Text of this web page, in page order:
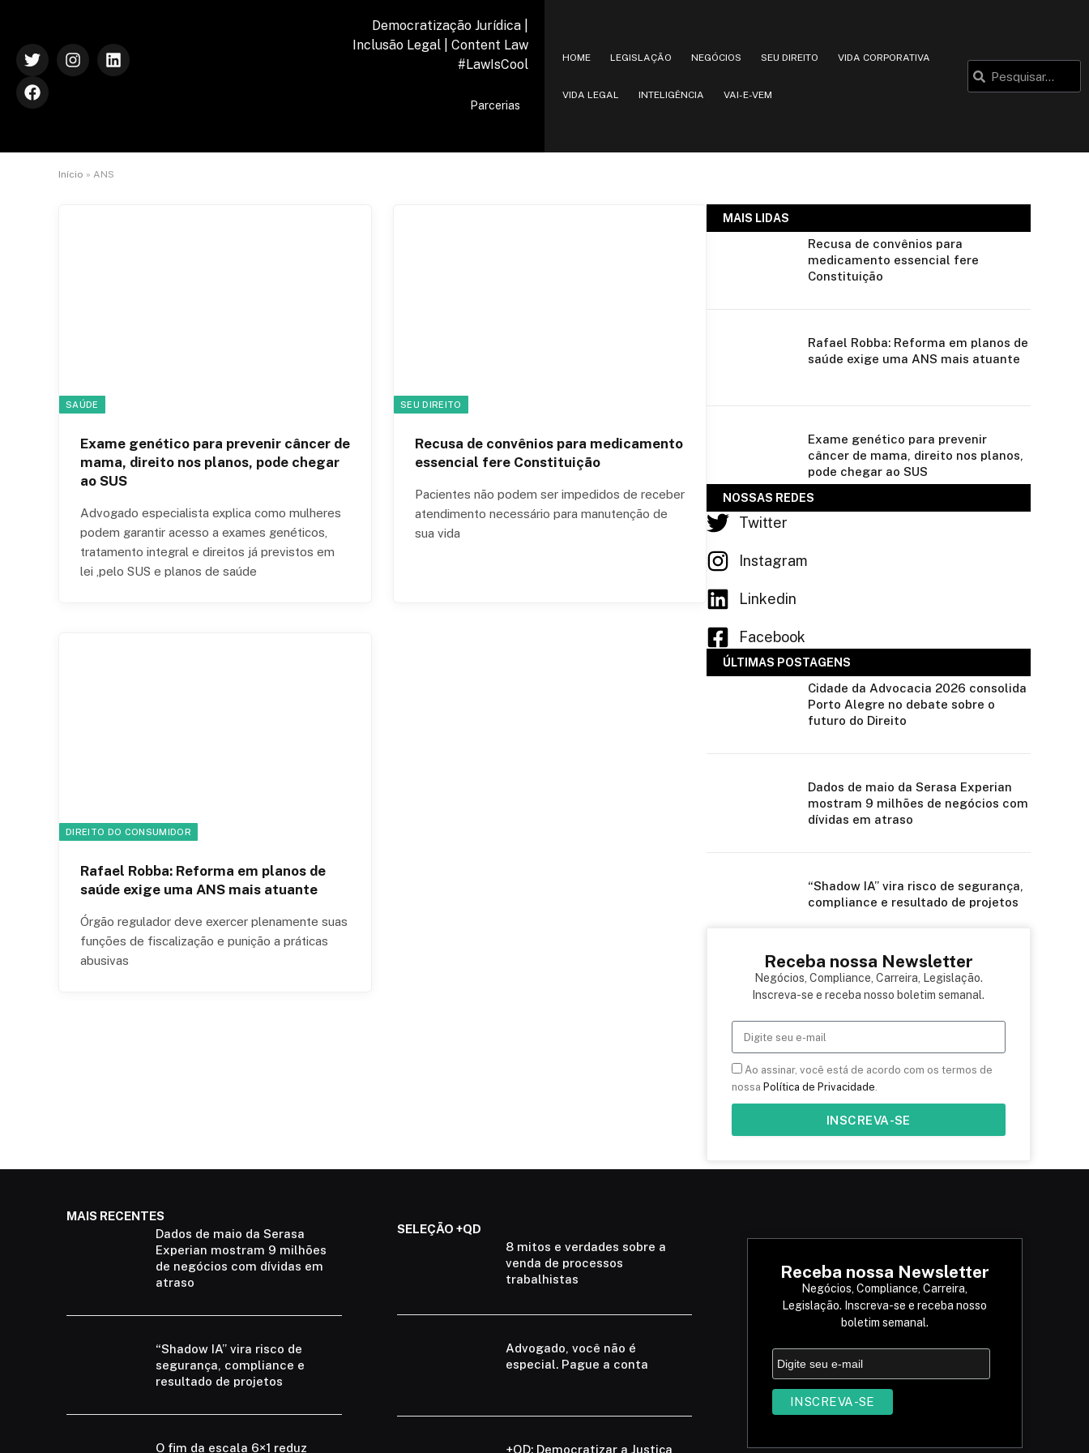
Democratização Jurídica |
Inclusão Legal | Content Law
#LawIsCool
Parcerias
HOME LEGISLAÇÃO NEGÓCIOS SEU DIREITO VIDA CORPORATIVA
VIDA LEGAL INTELIGÊNCIA VAI-E-VEM
Início » ANS
SAÚDE
Exame genético para prevenir câncer de
mama, direito nos planos, pode chegar
ao SUS
Advogado especialista explica como mulheres
podem garantir acesso a exames genéticos,
tratamento integral e direitos já previstos em
lei ,pelo SUS e planos de saúde
SEU DIREITO
Recusa de convênios para medicamento
essencial fere Constituição
Pacientes não podem ser impedidos de receber
atendimento necessário para manutenção de
sua vida
DIREITO DO CONSUMIDOR
Rafael Robba: Reforma em planos de
saúde exige uma ANS mais atuante
Órgão regulador deve exercer plenamente suas
funções de fiscalização e punição a práticas
abusivas
MAIS LIDAS
Recusa de convênios para
medicamento essencial fere
Constituição
Rafael Robba: Reforma em planos de
saúde exige uma ANS mais atuante
Exame genético para prevenir
câncer de mama, direito nos planos,
pode chegar ao SUS
NOSSAS REDES
Twitter
Instagram
Linkedin
Facebook
ÚLTIMAS POSTAGENS
Cidade da Advocacia 2026 consolida
Porto Alegre no debate sobre o
futuro do Direito
Dados de maio da Serasa Experian
mostram 9 milhões de negócios com
dívidas em atraso
“Shadow IA” vira risco de segurança,
compliance e resultado de projetos
Receba nossa Newsletter
Negócios, Compliance, Carreira, Legislação.
Inscreva-se e receba nosso boletim semanal.
Ao assinar, você está de acordo com os termos de
nossa Política de Privacidade.
INSCREVA-SE
MAIS RECENTES
Dados de maio da Serasa
Experian mostram 9 milhões
de negócios com dívidas em
atraso
“Shadow IA” vira risco de
segurança, compliance e
resultado de projetos
O fim da escala 6×1 reduz
SELEÇÃO +QD
8 mitos e verdades sobre a
venda de processos
trabalhistas
Advogado, você não é
especial. Pague a conta
+QD: Democratizar a Justiça
Receba nossa Newsletter
Negócios, Compliance, Carreira,
Legislação. Inscreva-se e receba nosso
boletim semanal.